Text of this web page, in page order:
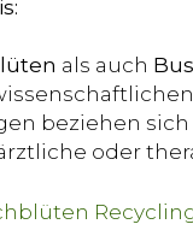
als auch
beziehen
oder